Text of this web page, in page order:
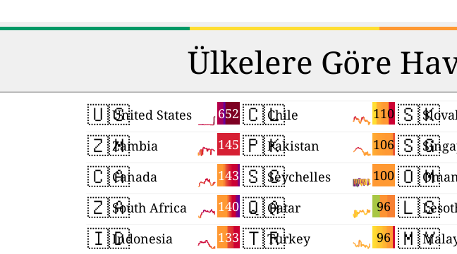
Ülkelere Göre
🇺🇸 652
United States
🇿🇲 145
Zambia
🇨🇦 143
Canada
🇿🇦 140
South Africa
🇮🇩 133
Indonesia
🇨🇱 110
Chile
🇵🇰 106
Pakistan
🇸🇨 100
Seychelles
🇶🇦 96
Qatar
🇹🇷 96
Turkey
🇸🇰
🇸🇬
🇴🇲
🇱🇸
🇲🇾